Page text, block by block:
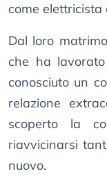
come
Dal loro
che ha
conosciuto un
relazione
scoperto la
riavvicinarsi
nuovo.